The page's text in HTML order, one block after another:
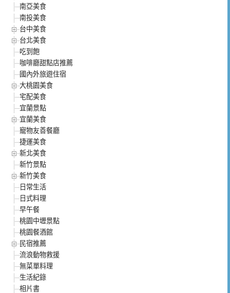
南亞美食
南投美食
台中美食
台北美食
吃到飽
咖啡廳甜點店推薦
國內外旅遊住宿
大桃園美食
宅配美食
宜蘭景點
宜蘭美食
寵物友善餐廳
捷運美食
新北美食
新竹景點
新竹美食
日常生活
日式料理
早午餐
桃園中壢景點
桃園餐酒館
民宿推薦
流浪動物救援
無菜單料理
生活紀錄
相片書